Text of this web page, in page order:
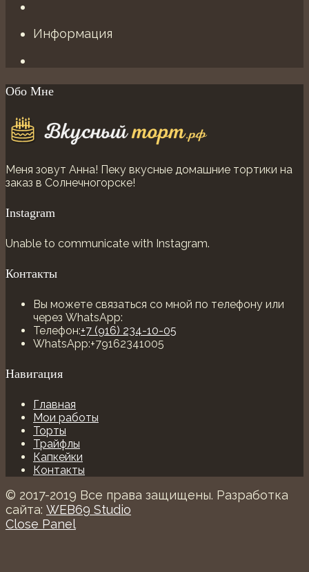
Информация
Обо Мне
Меня зовут Анна! Пеку вкусные домашние тортики на
заказ в Солнечногорске!
Instagram
Unable to communicate with Instagram.
Контакты
Вы можете связаться со мной по телефону или
через WhatsApp:
Телефон:+7 (916) 234-10-05
WhatsApp:+79162341005
Навигация
Главная
Мои работы
Торты
Трайфлы
Капкейки
Контакты
© 2017-2019 Все права защищены. Разработка
сайта: WEB69 Studio
Close Panel